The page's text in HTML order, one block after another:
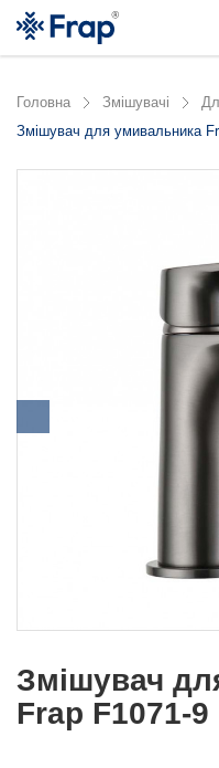
Головна Змішувачі
Змішувач для умивальника
Змішувач
Frap F1071-9